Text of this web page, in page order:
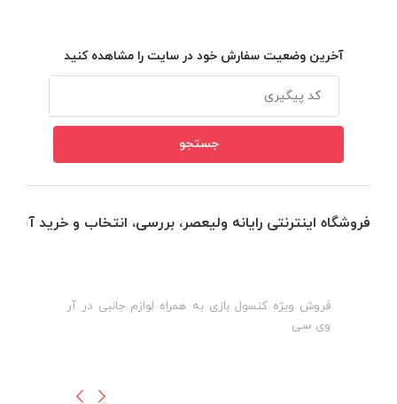
آخرین وضعیت سفارش خود در سایت را مشاهده کنید
فروشگاه اینترنتی رایانه ولیعصر، بررسی، انتخاب و خرید
فروش ویژه کنسول بازی به همراه لوازم جانبی در آر
وی سی